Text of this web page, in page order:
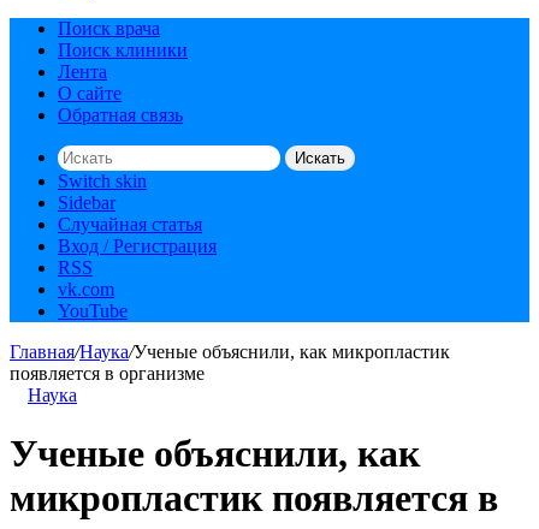
Поиск врача
Поиск клиники
Лента
О сайте
Обратная связь
Искать
Switch skin
Sidebar
Случайная статья
Вход / Регистрация
RSS
vk.com
YouTube
Главная/Наука/Ученые объяснили, как микропластик
появляется в организме
Наука
Ученые объяснили, как
микропластик появляется в